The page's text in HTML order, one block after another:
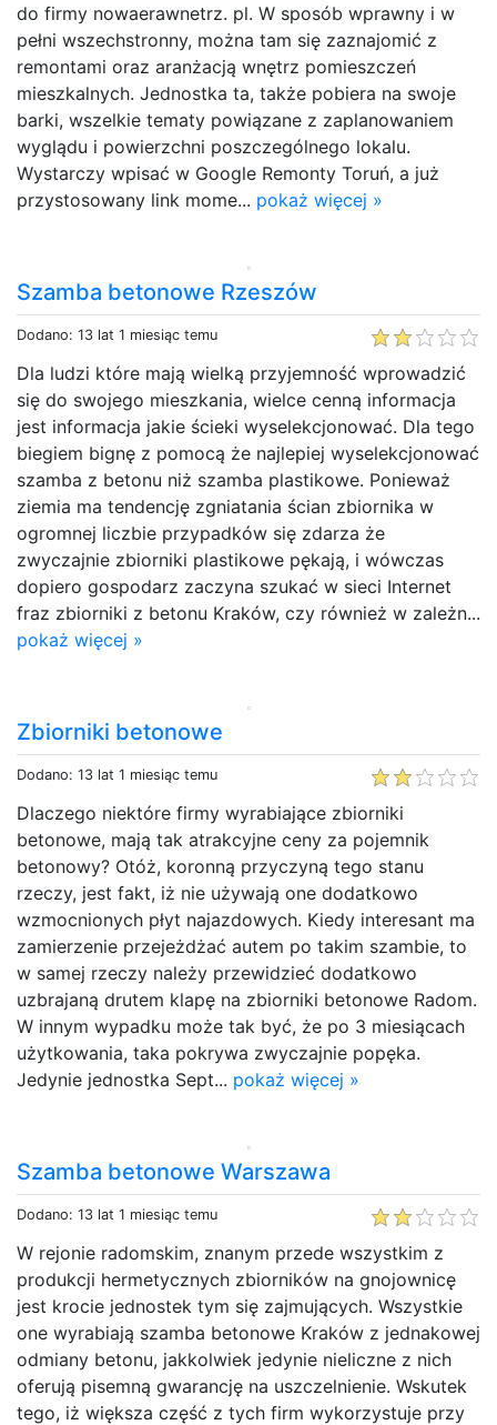
do firmy nowaerawnetrz. pl. W sposób wprawny i w
pełni wszechstronny, można tam się zaznajomić z
remontami oraz aranżacją wnętrz pomieszczeń
mieszkalnych. Jednostka ta, także pobiera na swoje
barki, wszelkie tematy powiązane z zaplanowaniem
wyglądu i powierzchni poszczególnego lokalu.
Wystarczy wpisać w Google Remonty Toruń, a już
przystosowany link mome... pokaż więcej »
Szamba betonowe Rzeszów
Dodano: 13 lat 1 miesiąc temu
Dla ludzi które mają wielką przyjemność wprowadzić
się do swojego mieszkania, wielce cenną informacja
jest informacja jakie ścieki wyselekcjonować. Dla tego
biegiem bignę z pomocą że najlepiej wyselekcjonować
szamba z betonu niż szamba plastikowe. Ponieważ
ziemia ma tendencję zgniatania ścian zbiornika w
ogromnej liczbie przypadków się zdarza że
zwyczajnie zbiorniki plastikowe pękają, i wówczas
dopiero gospodarz zaczyna szukać w sieci Internet
fraz zbiorniki z betonu Kraków, czy również w zależn...
pokaż więcej »
Zbiorniki betonowe
Dodano: 13 lat 1 miesiąc temu
Dlaczego niektóre firmy wyrabiające zbiorniki
betonowe, mają tak atrakcyjne ceny za pojemnik
betonowy? Otóż, koronną przyczyną tego stanu
rzeczy, jest fakt, iż nie używają one dodatkowo
wzmocnionych płyt najazdowych. Kiedy interesant ma
zamierzenie przejeżdżać autem po takim szambie, to
w samej rzeczy należy przewidzieć dodatkowo
uzbrajaną drutem klapę na zbiorniki betonowe Radom.
W innym wypadku może tak być, że po 3 miesiącach
użytkowania, taka pokrywa zwyczajnie popęka.
Jedynie jednostka Sept... pokaż więcej »
Szamba betonowe Warszawa
Dodano: 13 lat 1 miesiąc temu
W rejonie radomskim, znanym przede wszystkim z
produkcji hermetycznych zbiorników na gnojownicę
jest krocie jednostek tym się zajmujących. Wszystkie
one wyrabiają szamba betonowe Kraków z jednakowej
odmiany betonu, jakkolwiek jedynie nieliczne z nich
oferują pisemną gwarancję na uszczelnienie. Wskutek
tego, iż większa część z tych firm wykorzystuje przy